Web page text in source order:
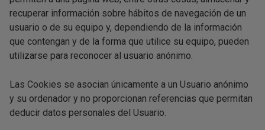
recuperar información sobre hábitos de navegación de un
usuario o de su equipo y, dependiendo de la información
que contengan y de la forma que utilice su equipo, pueden
utilizarse para reconocer al usuario anónimo.
Las Cookies se asocian únicamente a un Usuario anónimo
y su ordenador y no proporcionan referencias que permitan
deducir datos personales del Usuario.